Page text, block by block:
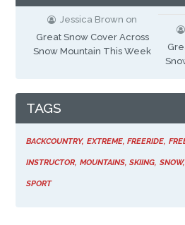
Jessica Brown on
Great Snow Cover Across
Snow Mountain This Week
TAGS
BACKCOUNTRY EXTREME FREERIDE
INSTRUCTOR MOUNTAINS SKIING SNOW
SPORT